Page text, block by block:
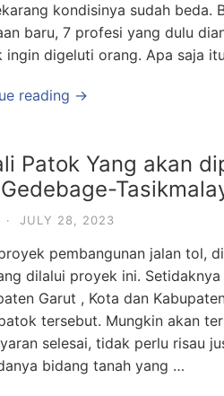
kondisinya sudah beda.
baru, 7 profesi yang dulu
ingin digeluti orang. Apa saja
reading →
Patok Yang akan
· JULY 28, 2023
pembangunan jalan tol,
dilalui proyek ini.
Garut , Kota dan
tersebut. Mungkin akan
selesai, tidak perlu risau
bidang tanah yang …